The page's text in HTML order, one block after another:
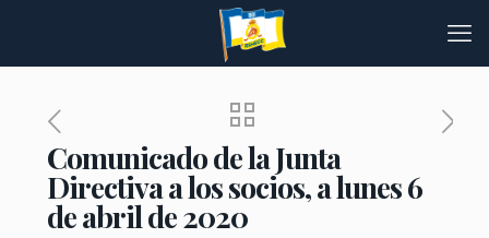
Comunicado de la Junta
Directiva a los socios, a lunes 6
de abril de 2020